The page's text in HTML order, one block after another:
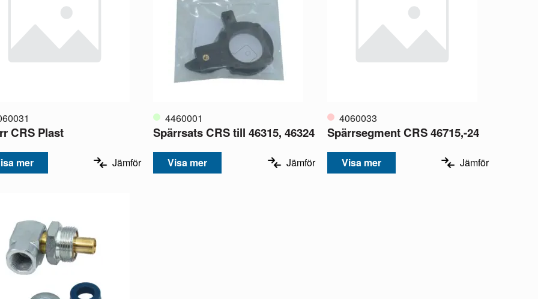
CRS Plast
mer Jämför
4460001
Spärrsats CRS till 46315, 46324
Visa mer Jämför
4060033
Spärrsegment CRS 46715,-24
Visa mer Jämför